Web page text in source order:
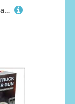
MiniArt 38006 - Figuren German Sitting Civilians 30s- 40s